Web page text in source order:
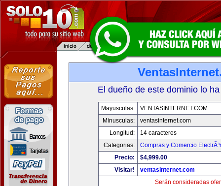
El dueño de este dominio lo
Mayusculas:
VENTASINTERNET.COM
Minusculas:
ventasinternet.com
Longitud:
14 caracteres
Categorias:
Compras y Comercio
Precio:
$4,999.00
Visitar!
ventasinternet.com
Serán consideradas